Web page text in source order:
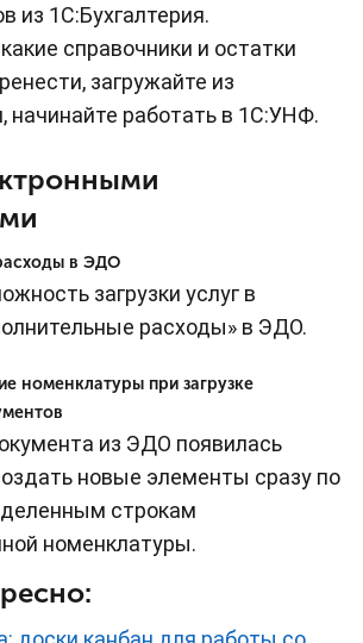
из 1С:Бухгалтерия.
справочники и остатки
загружайте из
начинайте работать в 1С:УНФ.
в ЭДО
загрузки услуг в
расходы» в ЭДО.
номенклатуры при загрузке
из ЭДО появилась
новые элементы сразу по
строкам
номенклатуры.